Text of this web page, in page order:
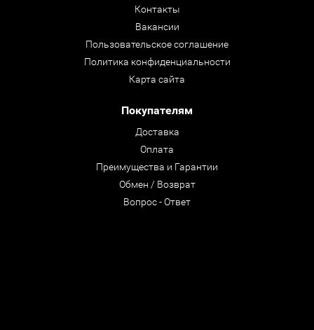
Контакты
Вакансии
Пользовательское соглашение
Политика конфиденциальности
Карта сайта
Покупателям
Доставка
Оплата
Преимущества и Гарантии
Обмен / Возврат
Вопрос - Ответ